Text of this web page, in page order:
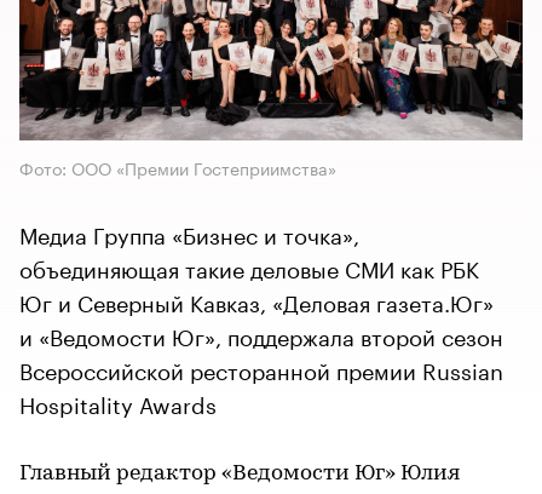
Фото: ООО «Премии Гостеприимства»
Медиа Группа «Бизнес и точка»,
объединяющая такие деловые СМИ как РБК
Юг и Северный Кавказ, «Деловая газета.Юг»
и «Ведомости Юг», поддержала второй сезон
Всероссийской ресторанной премии Russian
Hospitality Awards
Главный редактор «Ведомости Юг» Юлия